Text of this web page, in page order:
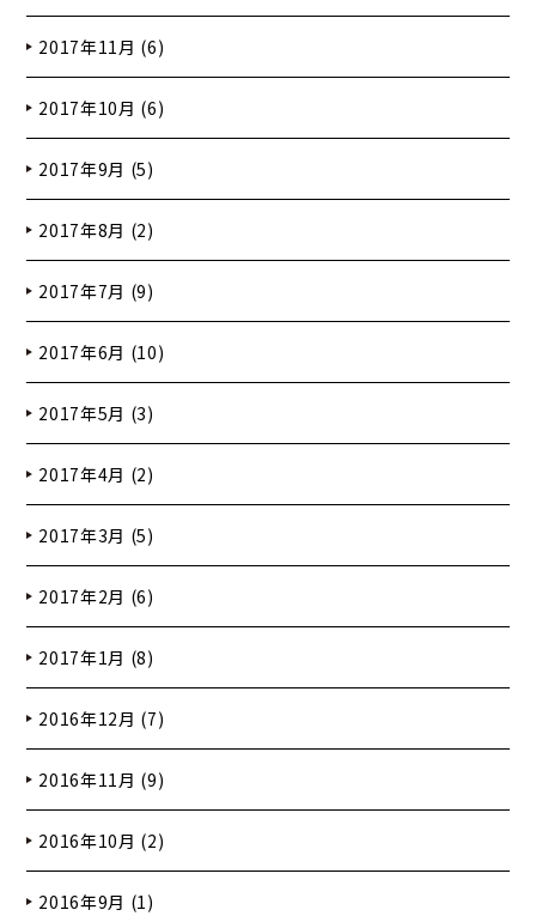
2017年11月 (6)
2017年10月 (6)
2017年9月 (5)
2017年8月 (2)
2017年7月 (9)
2017年6月 (10)
2017年5月 (3)
2017年4月 (2)
2017年3月 (5)
2017年2月 (6)
2017年1月 (8)
2016年12月 (7)
2016年11月 (9)
2016年10月 (2)
2016年9月 (1)